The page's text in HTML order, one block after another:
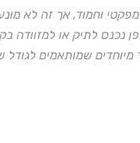
וחמוד, אך זה לא
עד ל-900 וואט. המיני פן נכנס
מיוחדים שמותאמים לגודל